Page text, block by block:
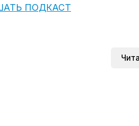
ПОДКАСТ